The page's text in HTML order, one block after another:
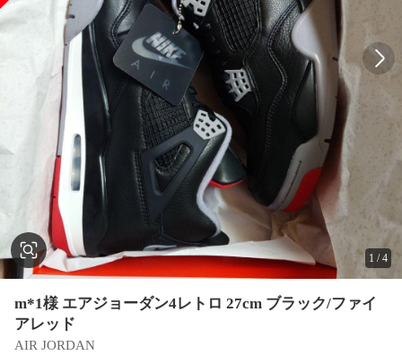
1 /4
m*1様 エアジョーダン4レトロ 27cm ブラック/ファイ
アレッド
AIR JORDAN